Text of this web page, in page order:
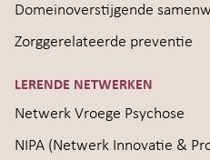
Domeinoverstijgende
Zorggerelateerde preventie
LERENDE NETWERKEN
Netwerk Vroege Psychose
NIPA (Netwerk Innovatie &